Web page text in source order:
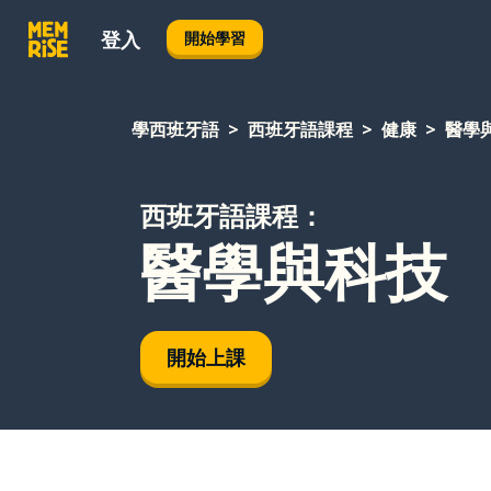
登入 開始學習
學西班牙語 西班牙語課程 健康 醫學
西班牙語課程：
醫學與科技
開始上課